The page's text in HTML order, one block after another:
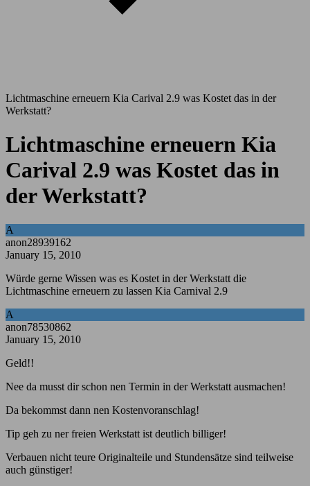
Lichtmaschine erneuern Kia Carival 2.9 was Kostet das in der
Werkstatt?
Lichtmaschine erneuern Kia
Carival 2.9 was Kostet das in
der Werkstatt?
A
anon28939162
January 15, 2010
Würde gerne Wissen was es Kostet in der Werkstatt die
Lichtmaschine erneuern zu lassen Kia Carnival 2.9
A
anon78530862
January 15, 2010
Geld!!
Nee da musst dir schon nen Termin in der Werkstatt ausmachen!
Da bekommst dann nen Kostenvoranschlag!
Tip geh zu ner freien Werkstatt ist deutlich billiger!
Verbauen nicht teure Originalteile und Stundensätze sind teilweise
auch günstiger!